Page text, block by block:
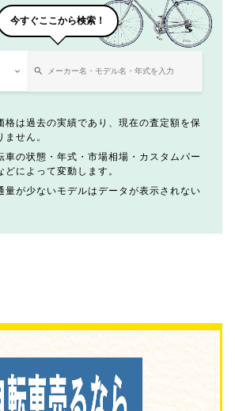
今すぐここから検索！
格は過去の実績であり、現在の査定額を保
せん。
車の状態・年式・市場相場・カスタムパー
によって変動します。
量が少ないモデルはデータが表示されない